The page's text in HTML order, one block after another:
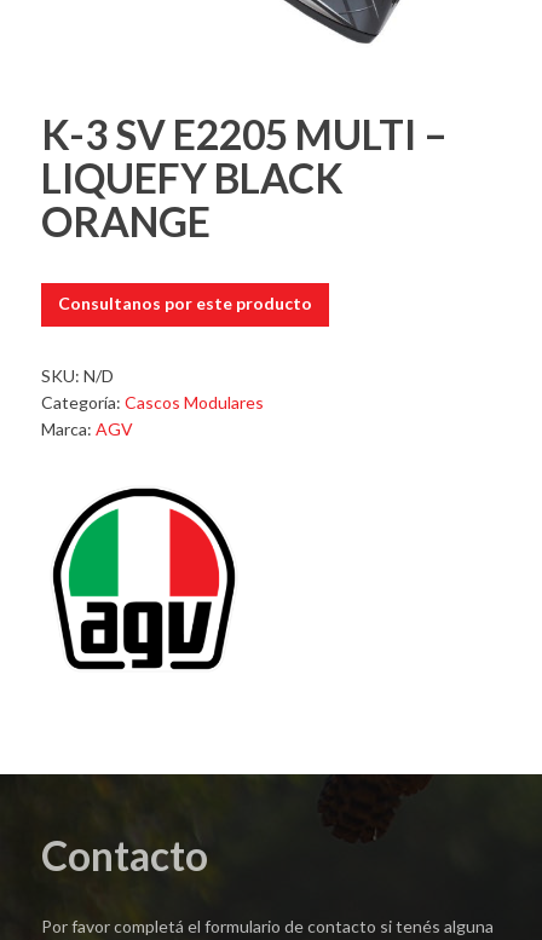
K-3 SV E2205 MULTI –
LIQUEFY BLACK
ORANGE
Consultanos por este producto
SKU: N/D
Categoría: Cascos Modulares
Marca: AGV
Contacto
Por favor completá el formulario de contacto si tenés alguna